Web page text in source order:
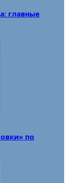
главные
по